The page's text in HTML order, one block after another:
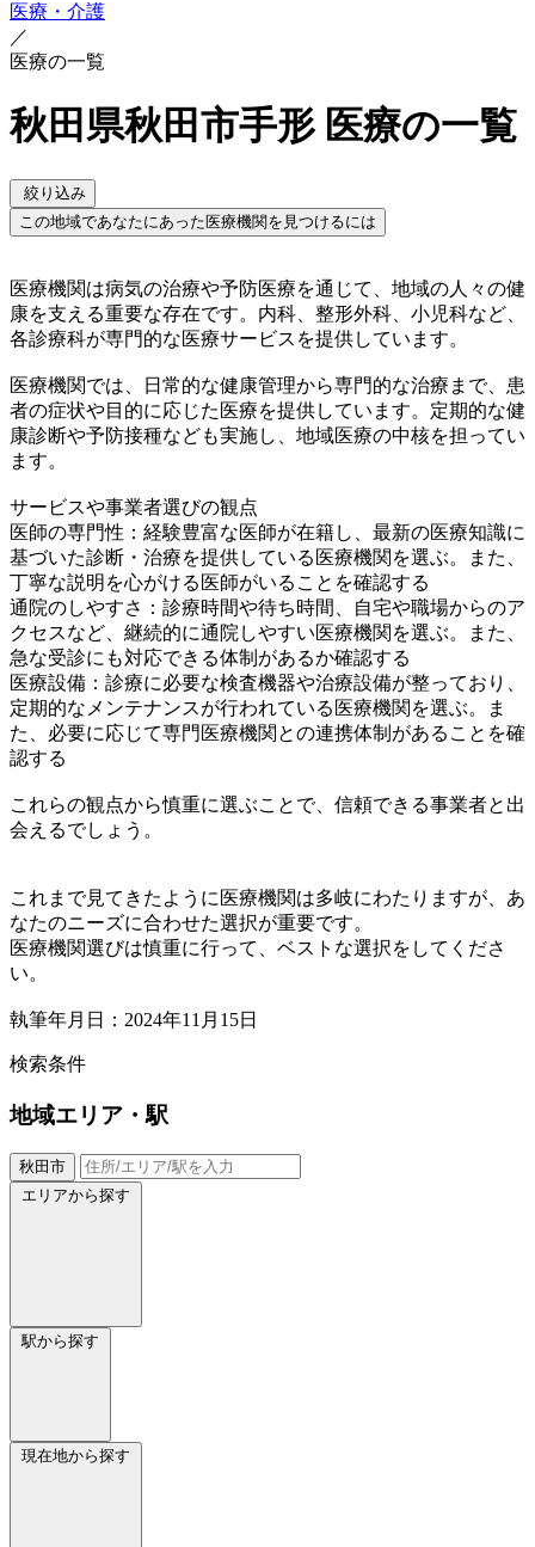
医療・介護
／
医療の一覧
秋田県秋田市手形 医療の一覧
絞り込み
この地域であなたにあった医療機関を見つけるには
医療機関は病気の治療や予防医療を通じて、地域の人々の健
康を支える重要な存在です。内科、整形外科、小児科など、
各診療科が専門的な医療サービスを提供しています。
医療機関では、日常的な健康管理から専門的な治療まで、患
者の症状や目的に応じた医療を提供しています。定期的な健
康診断や予防接種なども実施し、地域医療の中核を担ってい
ます。
サービスや事業者選びの観点
医師の専門性：経験豊富な医師が在籍し、最新の医療知識に
基づいた診断・治療を提供している医療機関を選ぶ。また、
丁寧な説明を心がける医師がいることを確認する
通院のしやすさ：診療時間や待ち時間、自宅や職場からのア
クセスなど、継続的に通院しやすい医療機関を選ぶ。また、
急な受診にも対応できる体制があるか確認する
医療設備：診療に必要な検査機器や治療設備が整っており、
定期的なメンテナンスが行われている医療機関を選ぶ。ま
た、必要に応じて専門医療機関との連携体制があることを確
認する
これらの観点から慎重に選ぶことで、信頼できる事業者と出
会えるでしょう。
これまで見てきたように医療機関は多岐にわたりますが、あ
なたのニーズに合わせた選択が重要です。
医療機関選びは慎重に行って、ベストな選択をしてくださ
い。
執筆年月日：2024年11月15日
検索条件
地域エリア・駅
秋田市
エリアから探す
駅から探す
現在地から探す